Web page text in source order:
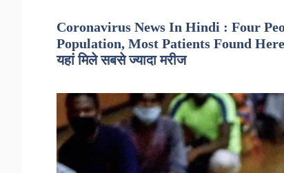
Coronavirus News In Hindi : Four
Population, Most Patients Found Here
यहां मिले सबसे ज्यादा मरीज